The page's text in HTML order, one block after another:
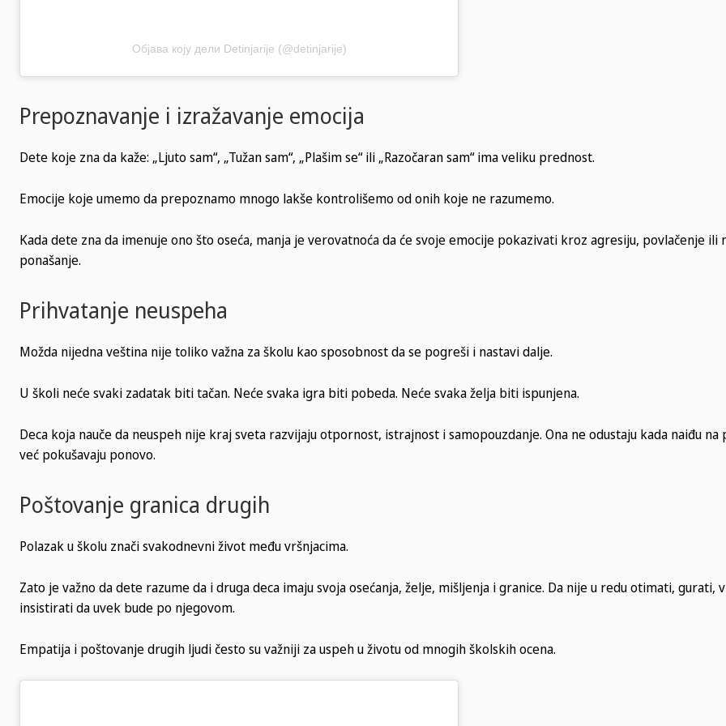
Објава коју дели Detinjarije (@detinjarije)
Prepoznavanje i izražavanje emocija
Dete koje zna da kaže: „Ljuto sam“, „Tužan sam“, „Plašim se“ ili „Razočaran sam“ ima veliku prednost.
Emocije koje umemo da prepoznamo mnogo lakše kontrolišemo od onih koje ne razumemo.
Kada dete zna da imenuje ono što oseća, manja je verovatnoća da će svoje emocije pokazivati kroz agresiju, povlačenje
ponašanje.
Prihvatanje neuspeha
Možda nijedna veština nije toliko važna za školu kao sposobnost da se pogreši i nastavi dalje.
U školi neće svaki zadatak biti tačan. Neće svaka igra biti pobeda. Neće svaka želja biti ispunjena.
Deca koja nauče da neuspeh nije kraj sveta razvijaju otpornost, istrajnost i samopouzdanje. Ona ne odustaju kada naiđu
već pokušavaju ponovo.
Poštovanje granica drugih
Polazak u školu znači svakodnevni život među vršnjacima.
Zato je važno da dete razume da i druga deca imaju svoja osećanja, želje, mišljenja i granice. Da nije u redu otimati, gurati,
insistirati da uvek bude po njegovom.
Empatija i poštovanje drugih ljudi često su važniji za uspeh u životu od mnogih školskih ocena.